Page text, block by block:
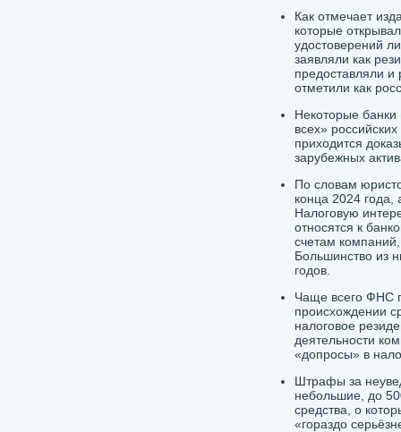
Как отмечает
которые
удостоверений
заявляли как
предоставляли и
отметили как
Некоторые
всех»
приходится
зарубежных
По словам
конца 2024 года,
Налоговую
относятся к
счетам
Большинство из
годов.
Чаще всего ФНС
происхождении
налоговое
деятельности
«допросы» в
Штрафы за
небольшие, до
средства, о
«гораздо